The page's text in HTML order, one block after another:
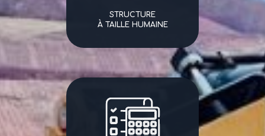
STRUCTURE
À TAILLE HUMAINE